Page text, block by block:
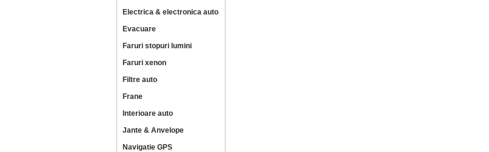
Electrica & electronica auto
Evacuare
Faruri stopuri lumini
Faruri xenon
Filtre auto
Frane
Interioare auto
Jante & Anvelope
Navigatie GPS